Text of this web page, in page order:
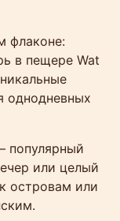
флаконе:
в пещере Wat
однодневных
популярный
или целый
островам или